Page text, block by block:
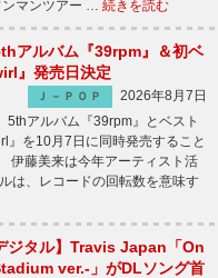
ンマンツアー … 続きを読む
アルバム『39rpm』＆初ベ
』発売日決定
Ｊ－ＰＯＰ
2026年8月7日
アルバム『39rpm』とベスト
』を10月7日に同時発売すること
藤美来は今年アーティスト活
は、レコードの回転数を意味す
ジタル】Travis Japan「On
ver.-」がDLソング首